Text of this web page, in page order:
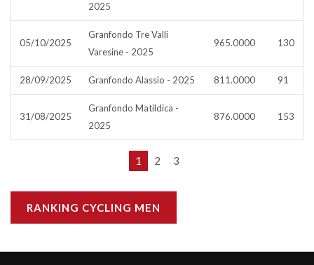
2025
05/10/2025
Granfondo Tre Valli
Varesine - 2025
965.0000 130
28/09/2025 Granfondo Alassio - 2025 811.0000 91
31/08/2025
Granfondo Matildica -
2025
876.0000 153
1 2 3
RANKING CYCLING MEN